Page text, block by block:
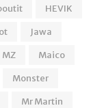
HEVIK
Jawa
MZ
Maico
Monster
Mr Martin